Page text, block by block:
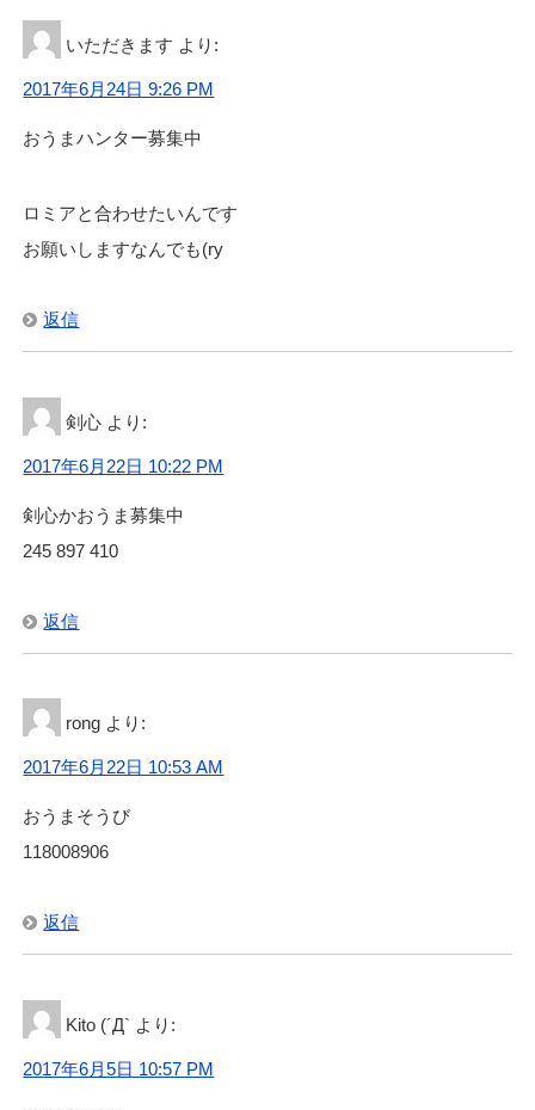
いただきます より:
2017年6月24日 9:26 PM
おうまハンター募集中
ロミアと合わせたいんです
お願いしますなんでも(ry
返信
剣心 より:
2017年6月22日 10:22 PM
剣心かおうま募集中
245 897 410
返信
rong より:
2017年6月22日 10:53 AM
おうまそうび
118008906
返信
Kito (´Д` より:
2017年6月5日 10:57 PM